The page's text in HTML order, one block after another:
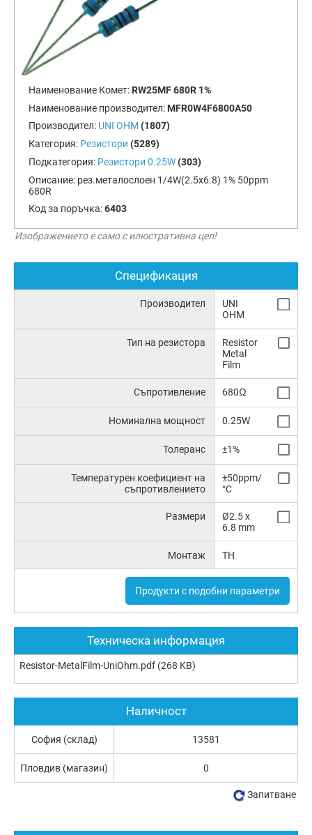
Наименование Комет: RW25MF 680R 1%
Наименование производител: MFR0W4F6800A50
Производител: UNI OHM (1807)
Категория: Резистори (5289)
Подкатегория: Резистори 0.25W (303)
Описание: рез.металослоен 1/4W(2.5x6.8) 1% 50ppm
680R
Код за поръчка:6403
Изображението е само с илюстративна цел!
Спецификация
Производител
UNI
OHM
Тип на резистора
Resistor
Metal
Film
Съпротивление 680Ω
Номинална мощност 0.25W
Толеранс ±1%
Температурен коефициент на
съпротивлението
±50ppm/
°C
Размери
Ø2.5 x
6.8 mm
Монтаж TH
Продукти с подобни параметри
Техническа информация
Resistor-MetalFilm-UniOhm.pdf (268 KB)
Наличност
София (склад) 13581
Пловдив (магазин) 0
Запитване